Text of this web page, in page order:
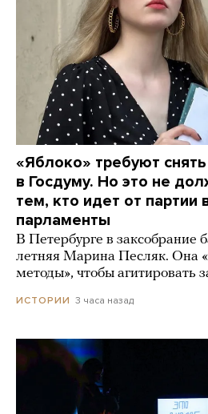
«Яблоко» требуют
в Госдуму. Но это не
тем, кто идет от партии
парламенты
В Петербурге в заксобрание
летняя Марина Песляк. Она
методы», чтобы агитировать
ИСТОРИИ 3 часа назад